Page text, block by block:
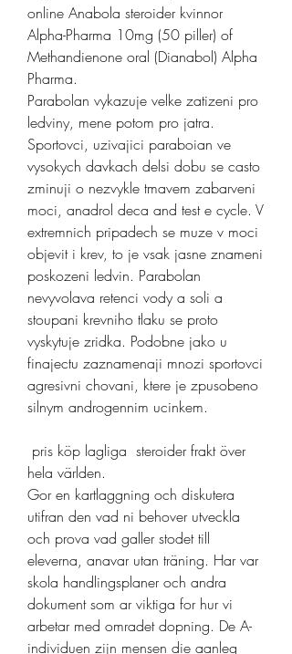
online Anabola steroider kvinnor
Alpha-Pharma 10mg (50 piller) of
Methandienone oral (Dianabol) Alpha
Pharma.
Parabolan vykazuje velke zatizeni pro
ledviny, mene potom pro jatra.
Sportovci, uzivajici paraboian ve
vysokych davkach delsi dobu se casto
zminuji o nezvykle tmavem zabarveni
moci, anadrol deca and test e cycle. V
extremnich pripadech se muze v moci
objevit i krev, to je vsak jasne znameni
poskozeni ledvin. Parabolan
nevyvolava retenci vody a soli a
stoupani krevniho tlaku se proto
vyskytuje zridka. Podobne jako u
finajectu zaznamenaji mnozi sportovci
agresivni chovani, ktere je zpusobeno
silnym androgennim ucinkem.
hela världen.
Gor en kartlaggning och diskutera
utifran den vad ni behover utveckla
och prova vad galler stodet till
eleverna, anavar utan träning. Har var
skola handlingsplaner och andra
dokument som ar viktiga for hur vi
arbetar med omradet dopning. De A-
individuen zijn mensen die aanleg